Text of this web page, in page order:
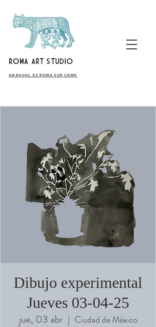
ROMA ART STUDIO
​ANÁHUAC 83 ROMA SUR CDMX
Dibujo experimental
Jueves 03-04-25
jue, 03 abr
  |
Ciudad de México